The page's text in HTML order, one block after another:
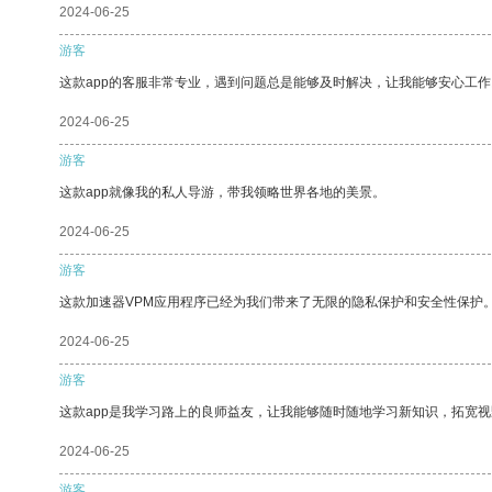
2024-06-25
游客
这款app的客服非常专业，遇到问题总是能够及时解决，让我能够安心工作
2024-06-25
游客
这款app就像我的私人导游，带我领略世界各地的美景。
2024-06-25
游客
这款加速器VPM应用程序已经为我们带来了无限的隐私保护和安全性保护。
2024-06-25
游客
这款app是我学习路上的良师益友，让我能够随时随地学习新知识，拓宽视
2024-06-25